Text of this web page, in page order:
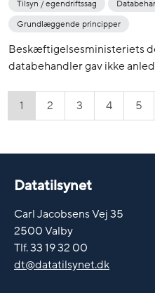
Tilsyn / egendriftssag
Grundlæggende principper
Beskæftigelsesministeriets
databehandler gav ikke
1 2 3 4 5
Datatilsynet
Carl Jacobsens Vej 35
2500 Valby
Tlf. 33 19 32 00
dt@datatilsynet.dk